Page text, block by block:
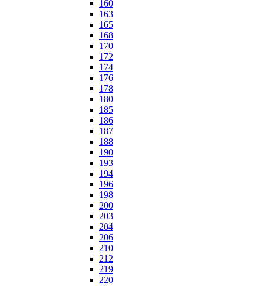
160
163
165
168
170
172
174
176
178
180
185
186
187
188
190
193
194
196
198
200
203
204
206
210
212
219
220